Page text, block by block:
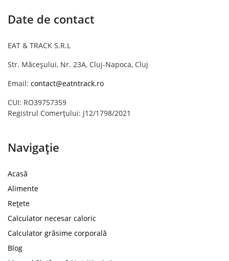
Date de contact
EAT & TRACK S.R.L
Str. Măceșului, Nr. 23A, Cluj-Napoca, Cluj
Email: contact@eatntrack.ro
CUI: RO39757359
Registrul Comerțului: J12/1798/2021
Navigație
Acasă
Alimente
Rețete
Calculator necesar caloric
Calculator grăsime corporală
Blog